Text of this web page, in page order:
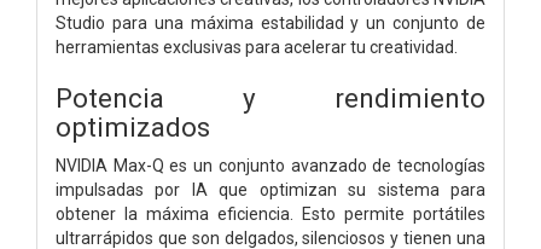
Studio para una máxima estabilidad y un conjunto de
herramientas exclusivas para acelerar tu creatividad.
Potencia y rendimiento
optimizados
NVIDIA Max-Q es un conjunto avanzado de tecnologías
impulsadas por IA que optimizan su sistema para
obtener la máxima eficiencia. Esto permite portátiles
ultrarrápidos que son delgados, silenciosos y tienen una